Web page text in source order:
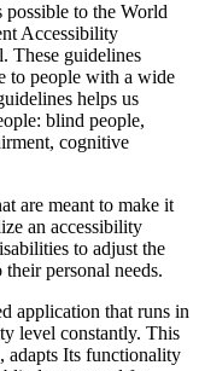
to the World
Accessibility
These guidelines
to people with a wide
helps us
blind people,
cognitive
are meant to make it
an accessibility
to adjust the
personal needs.
application that runs in
level constantly. This
adapts Its functionality